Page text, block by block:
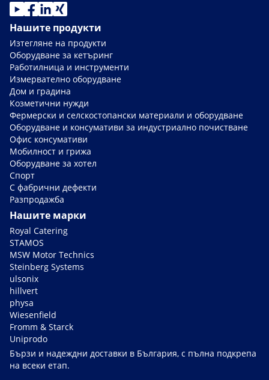
Нашите продукти
Изтегляне на продукти
Оборудване за кетъринг
Работилница и инструменти
Измервателно оборудване
Дом и градина
Козметични нужди
Фермерски и селскостопански материали и оборудване
Оборудване и консумативи за индустриално почистване
Офис консумативи
Мобилност и грижа
Оборудване за хотел
Спорт
С фабрични дефекти
Разпродажба
Нашите марки
Royal Catering
STAMOS
MSW Motor Technics
Steinberg Systems
ulsonix
hillvert
physa
Wiesenfield
Fromm & Starck
Uniprodo
Бързи и надеждни доставки в България, с пълна подкрепа
на всеки етап.